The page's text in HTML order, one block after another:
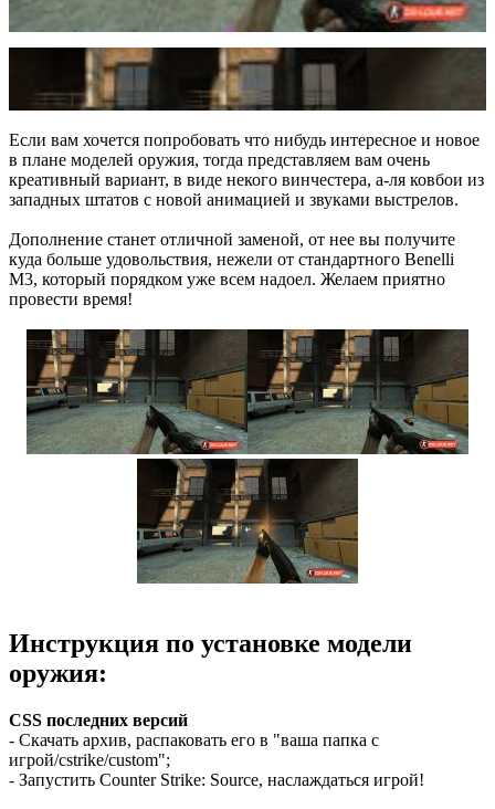
Если вам хочется попробовать что нибудь интересное и новое
в плане моделей оружия, тогда представляем вам очень
креативный вариант, в виде некого винчестера, а-ля ковбои из
западных штатов с новой анимацией и звуками выстрелов.
Дополнение станет отличной заменой, от нее вы получите
куда больше удовольствия, нежели от стандартного Benelli
M3, который порядком уже всем надоел. Желаем приятно
провести время!
Инструкция по установке модели
оружия:
CSS последних версий
- Скачать архив, распаковать его в "ваша папка с
игрой/cstrike/custom";
- Запустить Counter Strike: Source, наслаждаться игрой!